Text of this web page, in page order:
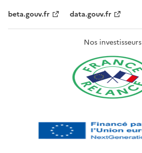
beta.gouv.fr
data.gouv.fr
Nos investisseurs